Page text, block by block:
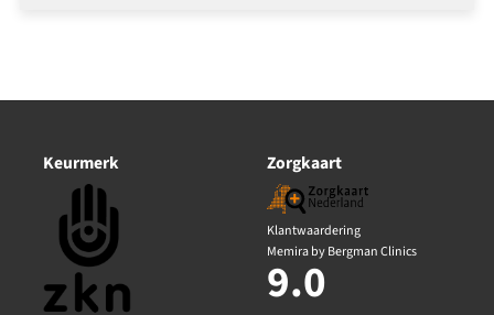
seconden
Keurmerk Zorgkaart
Klantwaardering
Memira by Bergman Clinics
9.0